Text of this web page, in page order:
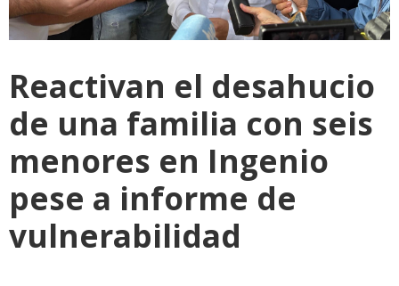
Reactivan el desahucio
de una familia con seis
menores en Ingenio
pese a informe de
vulnerabilidad